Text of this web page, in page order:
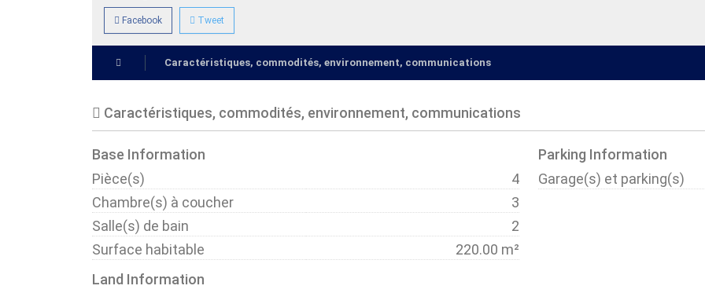
Facebook Tweet
Caractéristiques, commodités, environnement, communications
Caractéristiques, commodités, environnement, communications
Base Information
Pièce(s)
4
Chambre(s) à coucher
3
Salle(s) de bain
2
Surface habitable
220.00 m²
Parking Information
Garage(s) et parking(s)
Land Information